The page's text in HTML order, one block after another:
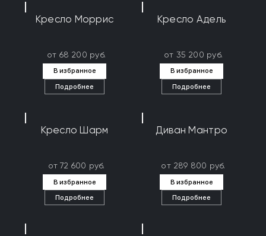
Кресло Моррис
от 68 200 руб.
В избранное
Подробнее
Кресло Адель
от 35 200 руб.
В избранное
Подробнее
Кресло Шарм
от 72 600 руб.
В избранное
Подробнее
Диван Мантро
от 289 800 руб.
В избранное
Подробнее